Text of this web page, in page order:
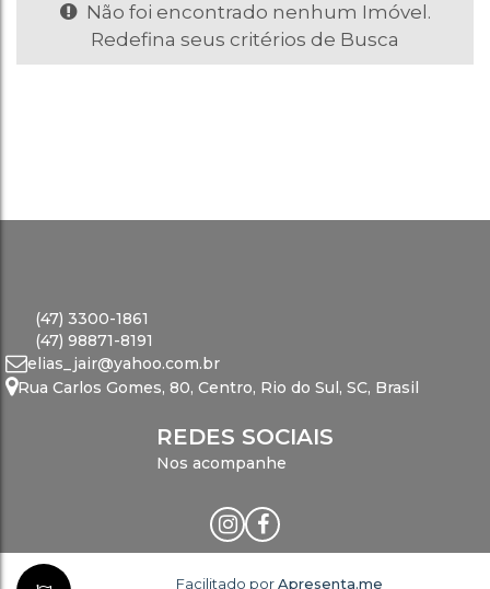
Não foi encontrado nenhum Imóvel.
Redefina seus critérios de Busca
(47) 3300-1861
(47) 98871-8191
elias_jair@yahoo.com.br
Rua Carlos Gomes, 80, Centro, Rio do Sul, SC, Brasil
REDES SOCIAIS
Nos acompanhe
Facilitado porApresenta.me